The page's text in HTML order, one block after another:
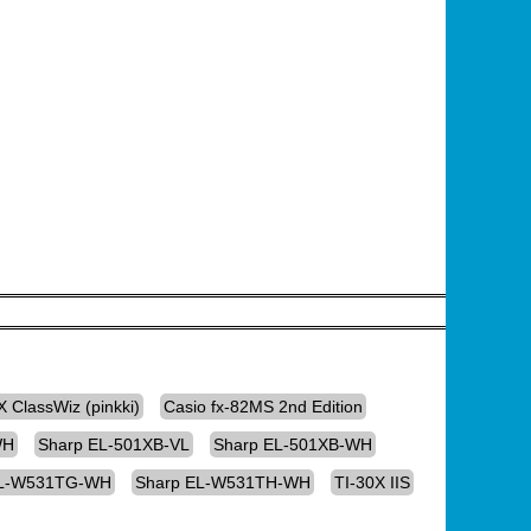
ClassWiz (pinkki)
Casio fx-82MS 2nd Edition
Sharp EL-501XB-VL
Sharp EL-501XB-WH
W531TG-WH Sharp EL-W531TH-WH
TI-30X IIS